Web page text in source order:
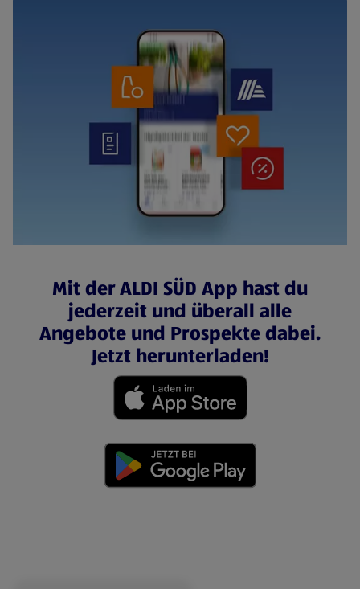
Mit der ALDI SÜD App hast du
jederzeit und überall alle
Angebote und Prospekte dabei.
Jetzt herunterladen!